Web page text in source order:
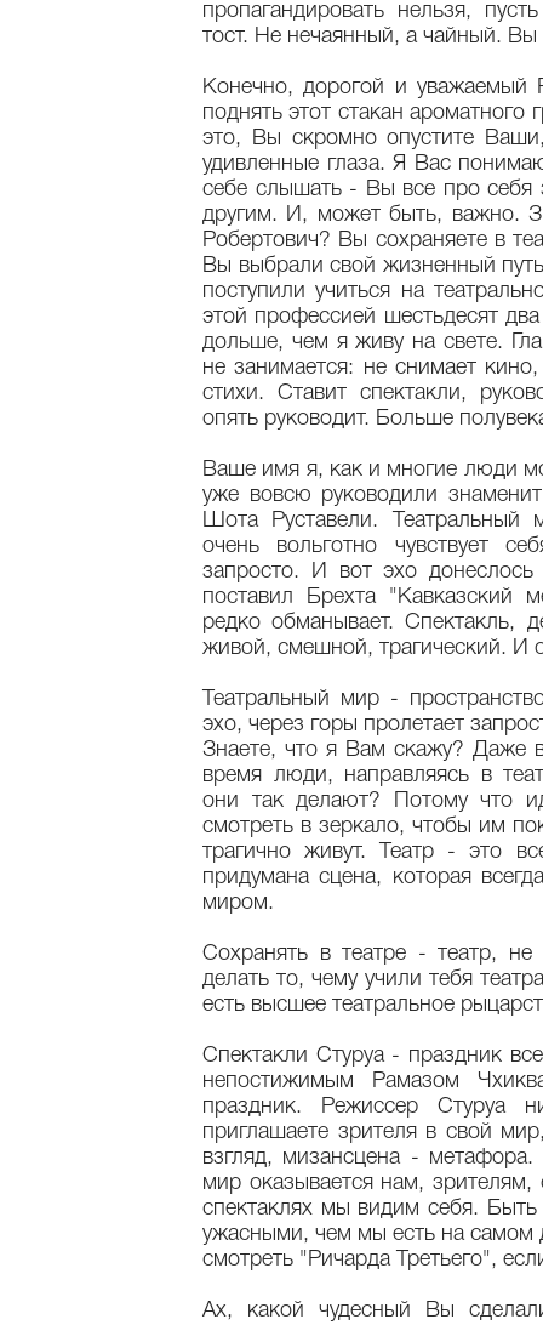
пропагандировать нельзя,
тост. Не нечаянный, а чайный.
Конечно, дорогой и уважаемый
поднять этот стакан ароматного
это, Вы скромно опустите
удивленные глаза. Я Вас
себе слышать - Вы все про себя
другим. И, может быть, важно.
Робертович? Вы сохраняете в
Вы выбрали свой жизненный
поступили учиться на
этой профессией шестьдесят
дольше, чем я живу на свете.
не занимается: не снимает
стихи. Ставит спектакли,
опять руководит. Больше
Ваше имя я, как и многие люди
уже вовсю руководили
Шота Руставели. Театральный
очень вольготно чувствует
запросто. И вот эхо
поставил Брехта "Кавказский
редко обманывает. Спектакль,
живой, смешной, трагический. И
Театральный мир -
эхо, через горы пролетает
Знаете, что я Вам скажу? Даже
время люди, направляясь в
они так делают? Потому что
смотреть в зеркало, чтобы им
трагично живут. Театр - это
придумана сцена, которая
миром.
Сохранять в театре - театр,
делать то, чему учили тебя
есть высшее театральное
Спектакли Стуруа - праздник
непостижимым Рамазом
праздник. Режиссер Стуруа
приглашаете зрителя в свой
взгляд, мизансцена -
мир оказывается нам,
спектаклях мы видим себя.
ужасными, чем мы есть на
смотреть "Ричарда Третьего",
Ах, какой чудесный Вы